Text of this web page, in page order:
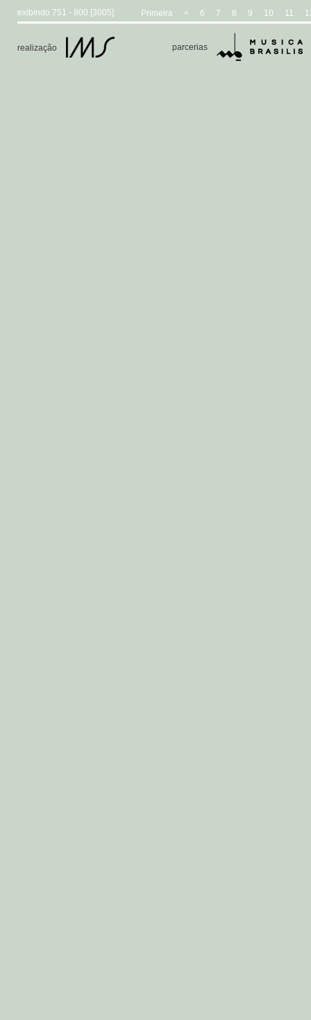
exibindo 751 - 800 [3005] Primeira < 6 7 8 9 10 11
realização parcerias